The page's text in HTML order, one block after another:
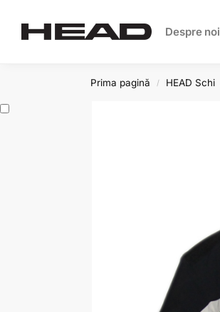
Despre noi
Search
Prima pagină / HEAD Schi